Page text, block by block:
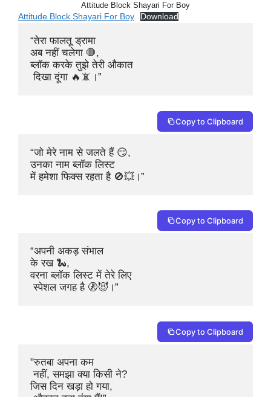
Attitude Block Shayari For Boy
Attitude Block Shayari For Boy
Download
“तेरा फालतू ड्रामा
अब नहीं चलेगा 🛑,
ब्लॉक करके तुझे तेरी औकात
दिखा दूंगा 🔥📵।”
Copy to Clipboard
“जो मेरे नाम से जलते हैं 😏,
उनका नाम ब्लॉक लिस्ट
में हमेशा फिक्स रहता है 🚫💥।”
Copy to Clipboard
“अपनी अकड़ संभाल
के रख 🐍,
वरना ब्लॉक लिस्ट में तेरे लिए
स्पेशल जगह है 🚷😈।”
Copy to Clipboard
"रुतबा अपना कम
नहीं, समझा क्या किसी ने?
जिस दिन खड़ा हो गया,